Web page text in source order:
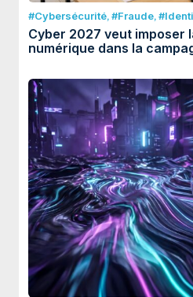
#Cybersécurité,#Fraude,
Cyber 2027 veut imposer
numérique dans la